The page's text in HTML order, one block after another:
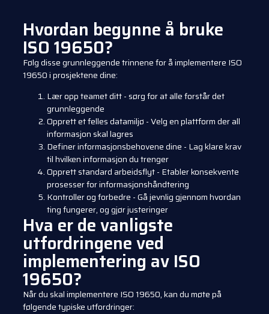
Hvordan begynne å bruke
ISO 19650?
Følg disse grunnleggende trinnene for å implementere ISO
19650 i prosjektene dine:
Lær opp teamet ditt - sørg for at alle forstår det
grunnleggende
Opprett et felles datamiljø - Velg en plattform der all
informasjon skal lagres
Definer informasjonsbehovene dine - Lag klare krav
til hvilken informasjon du trenger
Opprett standard arbeidsflyt - Etabler konsekvente
prosesser for informasjonshåndtering
Kontroller og forbedre - Gå jevnlig gjennom hvordan
ting fungerer, og gjør justeringer
Hva er de vanligste
utfordringene ved
implementering av ISO
19650?
Når du skal implementere ISO 19650, kan du møte på
følgende typiske utfordringer: